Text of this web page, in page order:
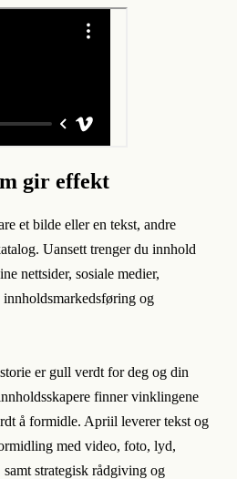
gir effekt
et bilde eller en tekst, andre
Uansett trenger du innhold
nettsider, sosiale medier,
og
er gull verdt for deg og din
finner vinklingene
å formidle. Apriil leverer tekst og
med video, foto, lyd,
strategisk rådgiving og